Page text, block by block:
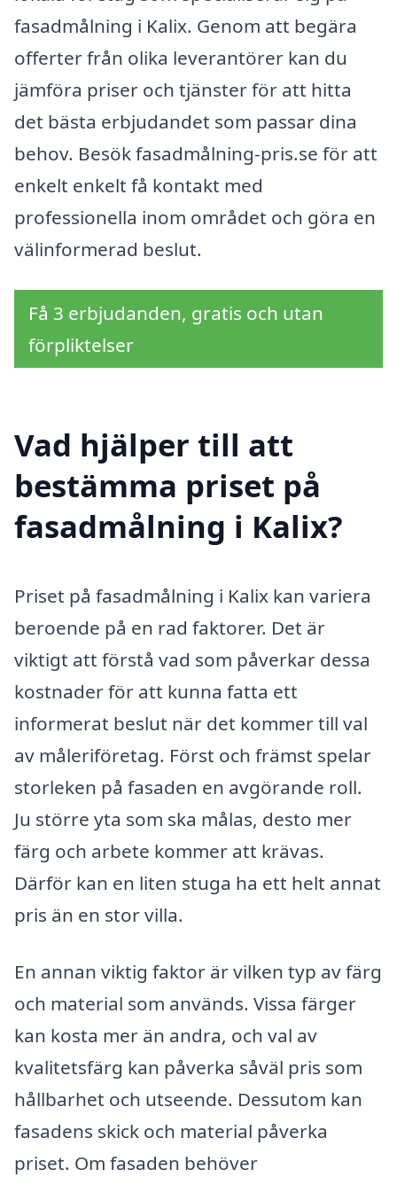
fasadmålning i Kalix. Genom att begära
offerter från olika leverantörer kan du
jämföra priser och tjänster för att hitta
det bästa erbjudandet som passar dina
behov. Besök fasadmålning-pris.se för att
enkelt enkelt få kontakt med
professionella inom området och göra en
välinformerad beslut.
Få 3 erbjudanden, gratis och utan
förpliktelser
Vad hjälper till att
bestämma priset på
fasadmålning i Kalix?
Priset på fasadmålning i Kalix kan variera
beroende på en rad faktorer. Det är
viktigt att förstå vad som påverkar dessa
kostnader för att kunna fatta ett
informerat beslut när det kommer till val
av måleriföretag. Först och främst spelar
storleken på fasaden en avgörande roll.
Ju större yta som ska målas, desto mer
färg och arbete kommer att krävas.
Därför kan en liten stuga ha ett helt annat
pris än en stor villa.
En annan viktig faktor är vilken typ av färg
och material som används. Vissa färger
kan kosta mer än andra, och val av
kvalitetsfärg kan påverka såväl pris som
hållbarhet och utseende. Dessutom kan
fasadens skick och material påverka
priset. Om fasaden behöver